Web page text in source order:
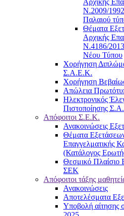
Αρχικής
Ν.2009/
Παλαιού
Θέματα
Αρχικής
Ν.4186/
Νέου Τύπου
Χορήγηση
Σ.Α.Ε.Κ.
Χορήγηση
Απώλεια
Ηλεκτρονικός
Πιστοποίησης
Απόφοιτοι Σ.Ε.Κ.
Ανακοινώσεις
Θέματα
Επαγγελματικής
(Κατάλογος
Θεσμικό Πλαίσιο
ΣΕΚ
Απόφοιτοι τάξης
Ανακοινώσεις
Αποτελέσματα
Υποβολή αίτησης